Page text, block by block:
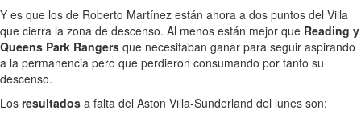
Y es que los de Roberto Martínez están ahora a dos puntos del Villa
que cierra la zona de descenso. Al menos están mejor que Reading y
Queens Park Rangers que necesitaban ganar para seguir aspirando
a la permanencia pero que perdieron consumando por tanto su
descenso.
Los resultados a falta del Aston Villa-Sunderland del lunes son: